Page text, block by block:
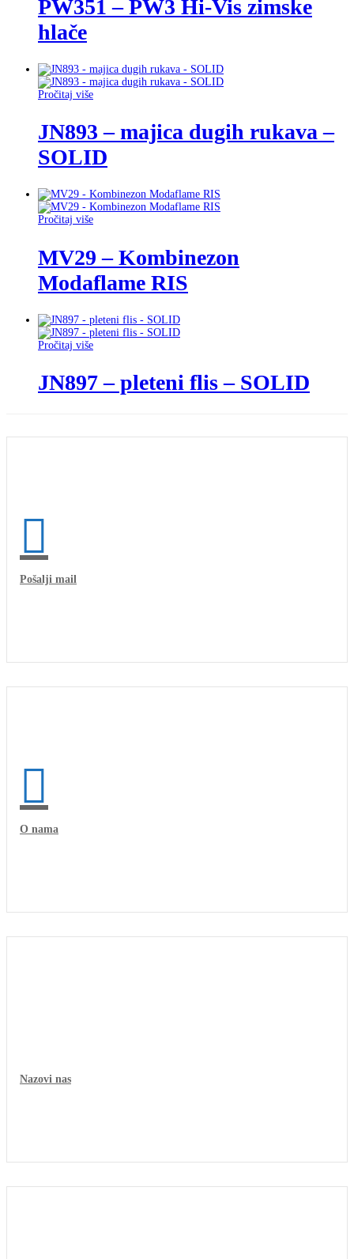
PW351 – PW3 Hi-Vis zimske
hlače
Pročitaj više
JN893 – majica dugih rukava –
SOLID
Pročitaj više
MV29 – Kombinezon
Modaflame RIS
Pročitaj više
JN897 – pleteni flis – SOLID
Pošalji mail
O nama
Nazovi nas